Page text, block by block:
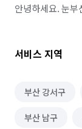
안녕하세요. 눈
서비스 지역
부산 강서구
부산 남구